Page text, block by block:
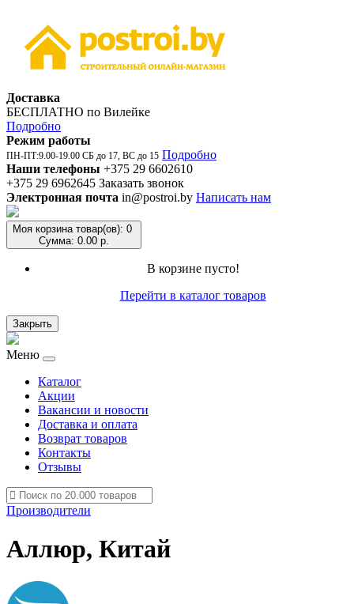
Доставка
БЕСПЛАТНО по Вилейке
Подробно
Режим работы
ПН-ПТ:9.00-19.00 СБ до 17, ВС до 15 Подробно
Наши телефоны +375 29 6602610
+375 29 6962645 Заказать звонок
Электронная почта in@postroi.by Написать нам
Моя корзина товар(ов): 0
Сумма: 0.00 р.
В корзине пусто!
Перейти в каталог товаров
Закрыть
Меню
Каталог
Акции
Вакансии и новости
Доставка и оплата
Возврат товаров
Контакты
Отзывы
Производители
Аллюр, Китай